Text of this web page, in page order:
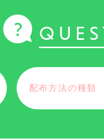
配布方法の種類